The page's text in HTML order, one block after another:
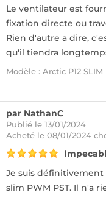
Le ventilateur est
fixation directe ou
Rien d'autre a dire,
qu'il tiendra
Modèle : Arctic P12 SLIM
par NathanC
Publié le 13/01/2024
Acheté le 08/01/2024
Je suis définitivement
slim PWM PST. Il n'a